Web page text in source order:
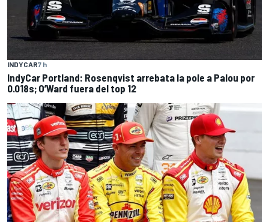
INDYCAR7 h
IndyCar Portland: Rosenqvist arrebata la pole a Palou por
0.018s; O’Ward fuera del top 12